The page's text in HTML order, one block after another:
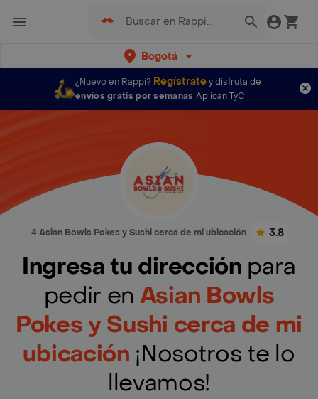
Bogotá
¿Nuevo en Rappi? Regístratey disfruta de
envíos gratis por semanas Aplican TyC
4 Asian Bowls Pokes y Sushi cerca de mi ubicación 3.8
Ingresa tu dirección para
pedir en Asian Bowls
Pokes y Sushi cerca de mi
ubicación ¡Nosotros te lo
llevamos!